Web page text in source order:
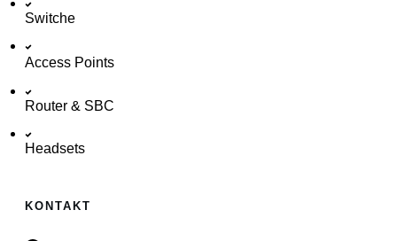
Switche
Access Points
Router & SBC
Headsets
KONTAKT